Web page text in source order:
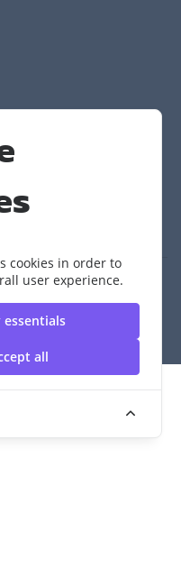
cookies in order to
user experience.
essentials
all